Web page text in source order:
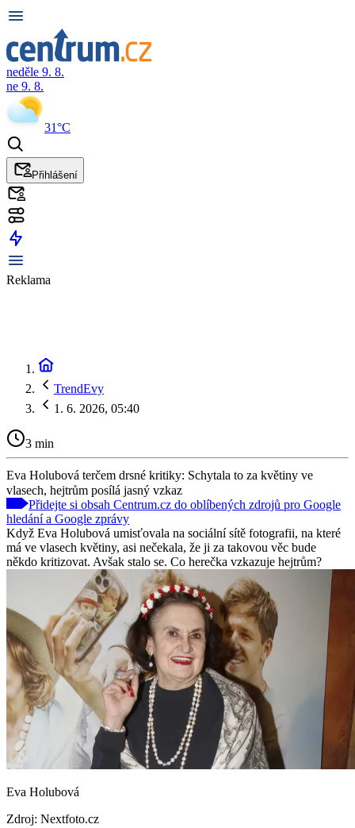
neděle 9. 8.
ne 9. 8.
31°C
Přihlášení
Reklama
TrendEvy
1. 6. 2026, 05:40
3 min
Eva Holubová terčem drsné kritiky: Schytala to za květiny ve
vlasech, hejtrům posílá jasný vzkaz
Přidejte si obsah Centrum.cz do oblíbených zdrojů pro Google
hledání a Google zprávy
Když Eva Holubová umisťovala na sociální sítě fotografii, na které
má ve vlasech květiny, asi nečekala, že ji za takovou věc bude
někdo kritizovat. Avšak stalo se. Co herečka vzkazuje hejtrům?
Eva Holubová
Zdroj: Nextfoto.cz